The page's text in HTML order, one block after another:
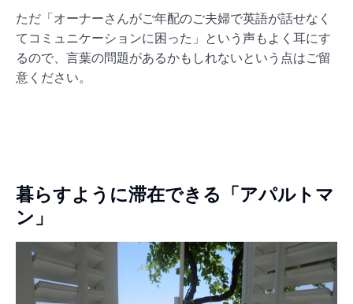
ただ「オーナーさんがご年配のご夫婦で英語が話せなく
てコミュニケーションに困った」という声もよく耳にす
るので、言葉の問題があるかもしれないという点はご留
意ください。
暮らすように滞在できる「アパルトマ
ン」